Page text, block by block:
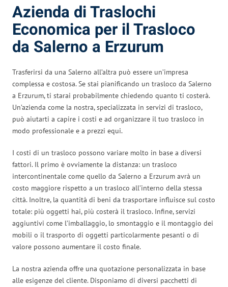
Azienda di Traslochi
Economica per il Trasloco
da Salerno a Erzurum
Trasferirsi da una Salerno all’altra può essere un’impresa
complessa e costosa. Se stai pianificando un trasloco da Salerno
a Erzurum, ti starai probabilmente chiedendo quanto ti costerà.
Un’azienda come la nostra, specializzata in servizi di trasloco,
può aiutarti a capire i costi e ad organizzare il tuo trasloco in
modo professionale e a prezzi equi.
I costi di un trasloco possono variare molto in base a diversi
fattori. Il primo è ovviamente la distanza: un trasloco
intercontinentale come quello da Salerno a Erzurum avrà un
costo maggiore rispetto a un trasloco all’interno della stessa
città. Inoltre, la quantità di beni da trasportare influisce sul costo
totale: più oggetti hai, più costerà il trasloco. Infine, servizi
aggiuntivi come l’imballaggio, lo smontaggio e il montaggio dei
mobili o il trasporto di oggetti particolarmente pesanti o di
valore possono aumentare il costo finale.
La nostra azienda offre una quotazione personalizzata in base
alle esigenze del cliente. Disponiamo di diversi pacchetti di